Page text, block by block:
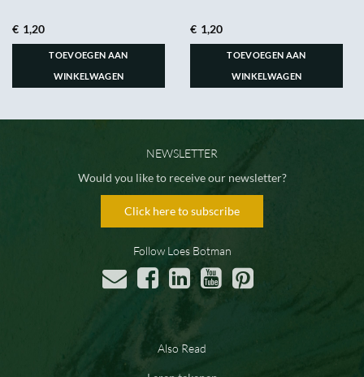
€ 1,20
TOEVOEGEN AAN
WINKELWAGEN
€ 1,20
TOEVOEGEN AAN
WINKELWAGEN
NEWSLETTER
Would you like to receive our newsletter?
Click here to subscribe
Follow Loes Botman
Also Read